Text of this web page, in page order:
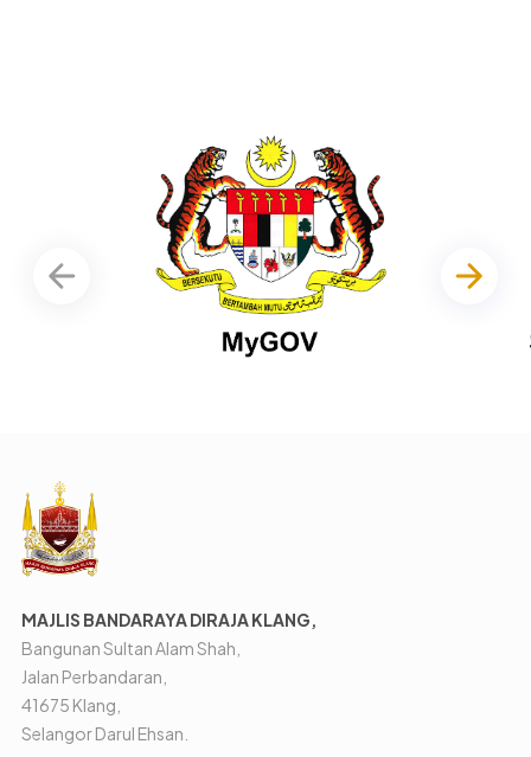
MAJLIS BANDARAYA DIRAJA KLANG,
Bangunan Sultan Alam Shah,
Jalan Perbandaran,
41675 Klang,
Selangor Darul Ehsan.